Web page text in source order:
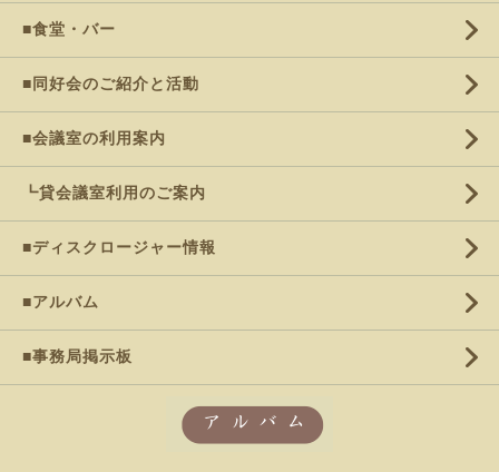
■食堂・バー
■同好会のご紹介と活動
■会議室の利用案内
┗貸会議室利用のご案内
■ディスクロージャー情報
■アルバム
■事務局掲示板